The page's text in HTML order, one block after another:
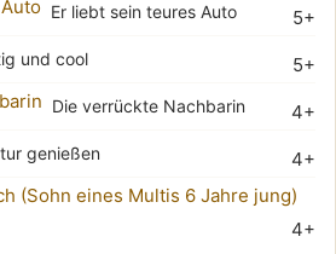
5+
Er liebt sein teures Auto
5+
und cool
4+
Die verrückte Nachbarin
4+
genießen
4+